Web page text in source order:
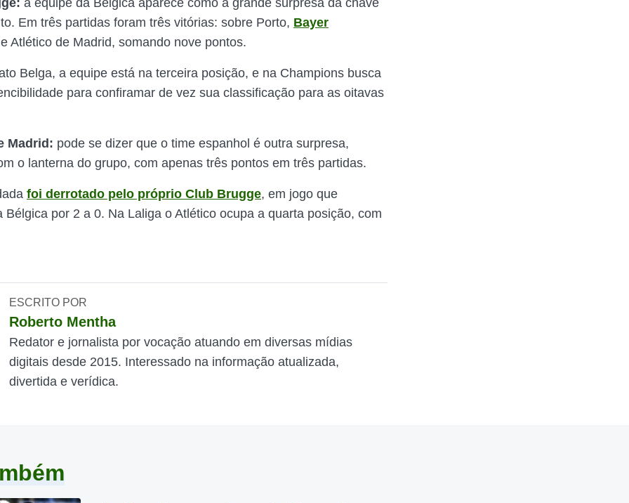
a equipe da Bélgica aparece como a grande surpresa da chave
Em três partidas foram três vitórias: sobre Porto, Bayer
Atlético de Madrid, somando nove pontos.
Belga, a equipe está na terceira posição, e na Champions busca
para confiramar de vez sua classificação para as oitavas
Madrid: pode se dizer que o time espanhol é outra surpresa,
o lanterna do grupo, com apenas três pontos em três partidas.
foi derrotado pelo próprio Club Brugge, em jogo que
Bélgica por 2 a 0. Na Laliga o Atlético ocupa a quarta posição, com
ESCRITO POR
Roberto Mentha
Redator e jornalista por vocação atuando em diversas mídias
digitais desde 2015. Interessado na informação atualizada,
divertida e verídica.